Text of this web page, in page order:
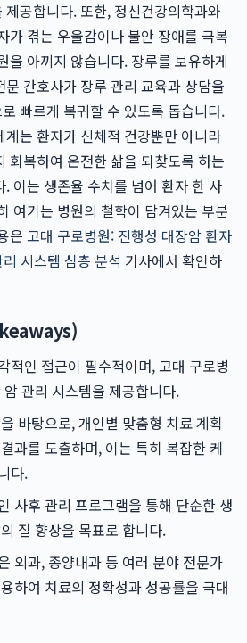
공합니다. 또한, 정신건강의학과와
가 겪는 우울감이나 불안 장애를 극복
을 아끼지 않습니다. 장루를 보유하게
간호사가 장루 관리 교육과 상담을
빠르게 복귀할 수 있도록 돕습니다.
는 환자가 신체적 건강뿐만 아니라
회복하여 온전한 삶을 되찾도록 하는
이는 생존율 수치를 넘어 환자 한 사
여기는 병원의 철학이 담겨있는 부분
은 고대 구로병원: 진행성 대장암 환자
시스템 심층 분석 기사에서 확인하
적인 접근이 필수적이며, 고대 구로병
관리 시스템을 제공합니다.
바탕으로, 개인별 맞춤형 치료 계획
과를 도출하며, 이는 특히 복잡한 케
다.
사후 관리 프로그램을 통해 단순한 생
질 향상을 목표로 합니다.
외과, 종양내과 등 여러 분야 전문가
하여 치료의 정확성과 성공률을 극대